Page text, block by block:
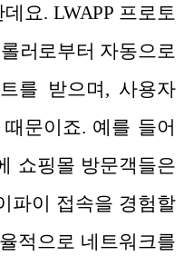
요. LWAPP 프로토
러로부터 자동으로
를 받으며, 사용자
문이죠. 예를 들어
쇼핑몰 방문객들은
파이 접속을 경험할
적으로 네트워크를